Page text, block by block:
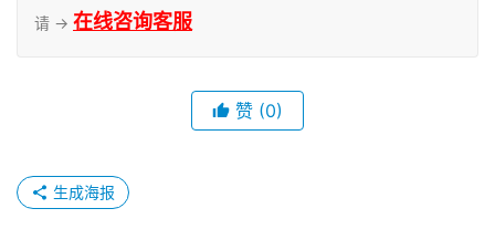
请 → 在线咨询客服
赞 (0)
生成海报